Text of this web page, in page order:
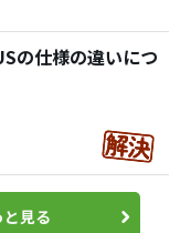
の仕様の違いにつ
見る